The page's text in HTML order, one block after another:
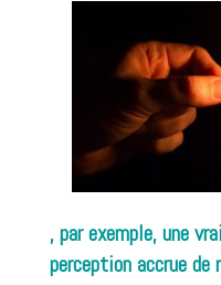
, par exemple, une
perception accrue de